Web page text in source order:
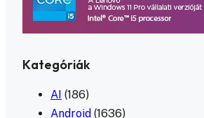
Kategóriák
AI (186)
Android (1636)